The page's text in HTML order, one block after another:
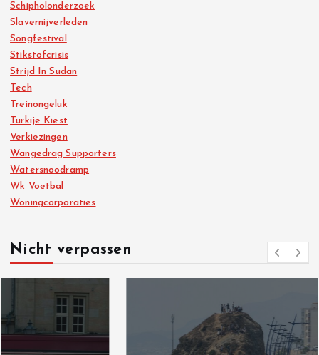
Schipholonderzoek
Slavernijverleden
Songfestival
Stikstofcrisis
Strijd In Sudan
Tech
Treinongeluk
Turkije Kiest
Verkiezingen
Wangedrag Supporters
Watersnoodramp
Wk Voetbal
Woningcorporaties
Nicht verpassen